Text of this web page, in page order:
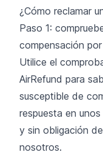
¿Cómo reclamar
Paso 1:
compensación
Utilice el
AirRefund para
susceptible de
respuesta en
y sin obligación
nosotros.